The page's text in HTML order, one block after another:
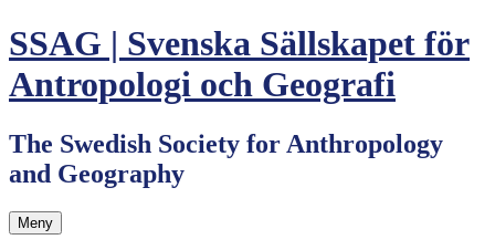
Hoppa
till
innehåll
SSAG | Svenska Sällskapet för
Antropologi och Geografi
The Swedish Society for Anthropology
and Geography
Meny